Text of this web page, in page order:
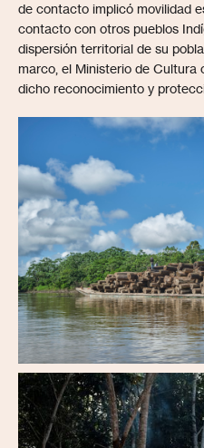
de contacto implicó movilidad
contacto con otros pueblos
dispersión territorial de su
marco, el Ministerio de Cultura
dicho reconocimiento y